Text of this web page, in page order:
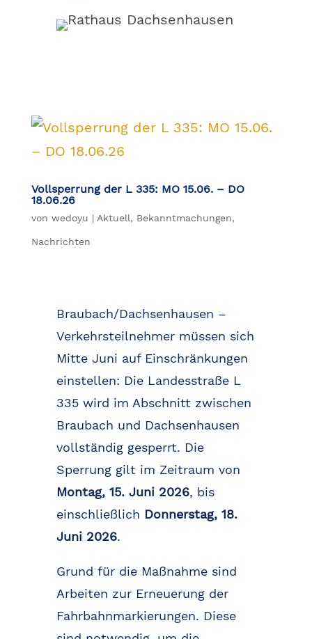
Vollsperrung der L 335: MO 15.06. – DO
18.06.26
von wedoyu | Aktuell, Bekanntmachungen,
Nachrichten
Braubach/Dachsenhausen –
Verkehrsteilnehmer müssen sich
Mitte Juni auf Einschränkungen
einstellen: Die Landesstraße L
335 wird im Abschnitt zwischen
Braubach und Dachsenhausen
vollständig gesperrt. Die
Sperrung gilt im Zeitraum von
Montag, 15. Juni 2026, bis
einschließlich Donnerstag, 18.
Juni 2026.
Grund für die Maßnahme sind
Arbeiten zur Erneuerung der
Fahrbahnmarkierungen. Diese